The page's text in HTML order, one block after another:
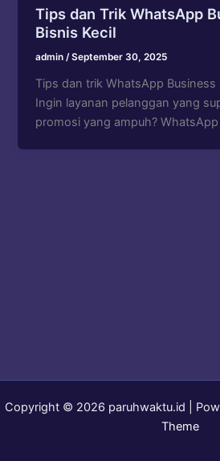
Tips dan Trik WhatsApp
Bisnis Kecil
admin/September 30, 2025
Tips dan trik WhatsApp Business
Ingin layanan pelanggan yang
promosi yang ampuh?
Copyright © 2026 paruhwaktu.id |
Theme